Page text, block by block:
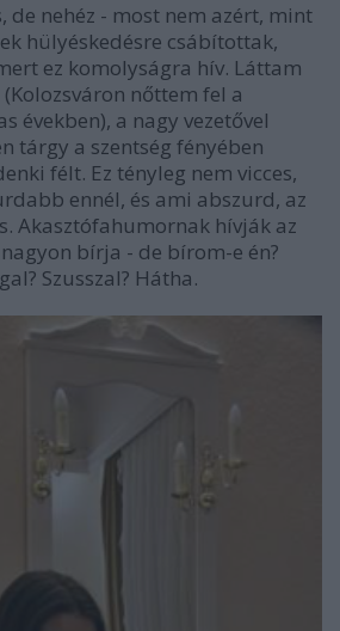
de nehéz - most nem azért, mint
hülyéskedésre csábítottak,
ez komolyságra hív. Láttam
nőttem fel a
években), a nagy vezetővel
tárgy a szentség fényében
félt. Ez tényleg nem vicces,
ennél, és ami abszurd, az
Akasztófahumornak hívják az
bírja - de bírom-e én?
Szusszal? Hátha.